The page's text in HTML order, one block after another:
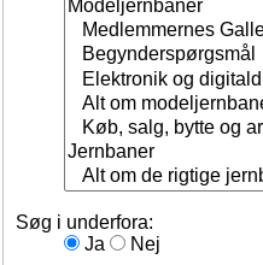
Søg i underfora:
Ja
Nej